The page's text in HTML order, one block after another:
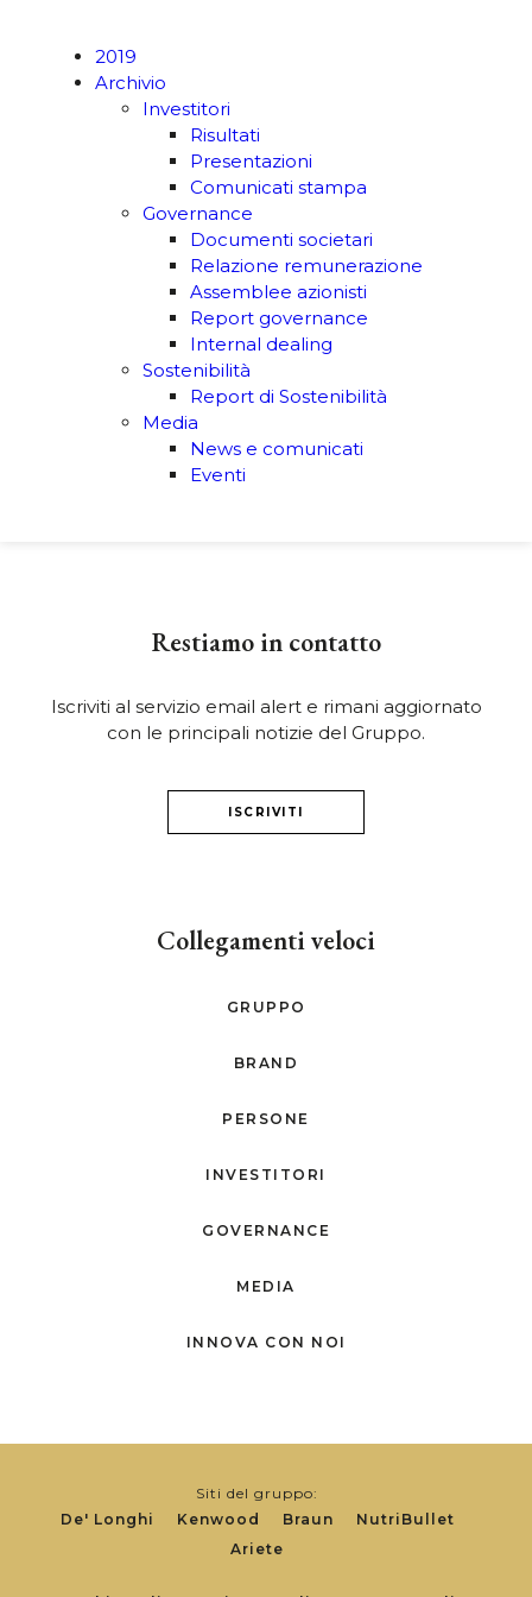
2019
Archivio
Investitori
Risultati
Presentazioni
Comunicati stampa
Governance
Documenti societari
Relazione remunerazione
Assemblee azionisti
Report governance
Internal dealing
Sostenibilità
Report di Sostenibilità
Media
News e comunicati
Eventi
Restiamo in contatto
Iscriviti al servizio email alert e rimani aggiornato
con le principali notizie del Gruppo.
ISCRIVITI
Collegamenti veloci
GRUPPO
BRAND
PERSONE
INVESTITORI
GOVERNANCE
MEDIA
INNOVA CON NOI
Siti del gruppo:
De' Longhi
Kenwood Braun
NutriBullet
Ariete